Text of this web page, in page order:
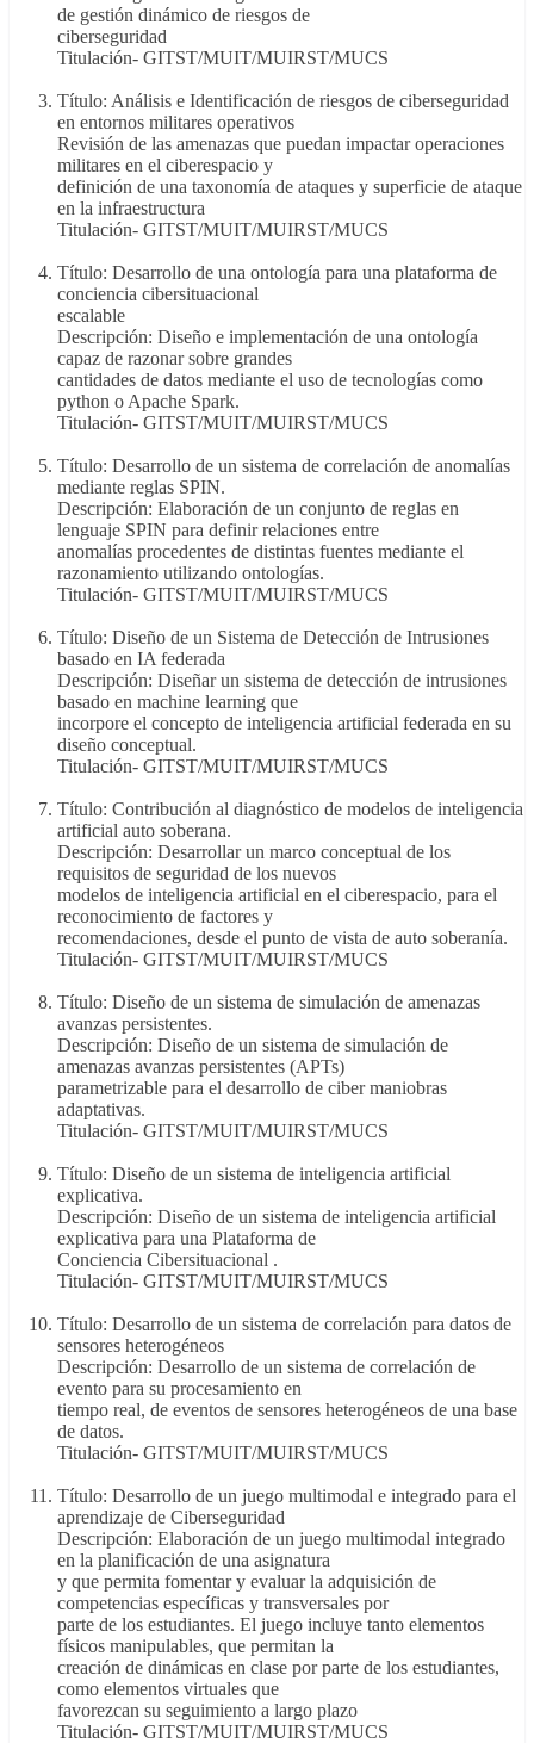
de gestión dinámico de riesgos de
ciberseguridad
Titulación- GITST/MUIT/MUIRST/MUCS
Título: Análisis e Identificación de riesgos de ciberseguridad
en entornos militares operativos
Revisión de las amenazas que puedan impactar operaciones
militares en el ciberespacio y
definición de una taxonomía de ataques y superficie de ataque
en la infraestructura
Titulación- GITST/MUIT/MUIRST/MUCS
Título: Desarrollo de una ontología para una plataforma de
conciencia cibersituacional
escalable
Descripción: Diseño e implementación de una ontología
capaz de razonar sobre grandes
cantidades de datos mediante el uso de tecnologías como
python o Apache Spark.
Titulación- GITST/MUIT/MUIRST/MUCS
Título: Desarrollo de un sistema de correlación de anomalías
mediante reglas SPIN.
Descripción: Elaboración de un conjunto de reglas en
lenguaje SPIN para definir relaciones entre
anomalías procedentes de distintas fuentes mediante el
razonamiento utilizando ontologías.
Titulación- GITST/MUIT/MUIRST/MUCS
Título: Diseño de un Sistema de Detección de Intrusiones
basado en IA federada
Descripción: Diseñar un sistema de detección de intrusiones
basado en machine learning que
incorpore el concepto de inteligencia artificial federada en su
diseño conceptual.
Titulación- GITST/MUIT/MUIRST/MUCS
Título: Contribución al diagnóstico de modelos de inteligencia
artificial auto soberana.
Descripción: Desarrollar un marco conceptual de los
requisitos de seguridad de los nuevos
modelos de inteligencia artificial en el ciberespacio, para el
reconocimiento de factores y
recomendaciones, desde el punto de vista de auto soberanía.
Titulación- GITST/MUIT/MUIRST/MUCS
Título: Diseño de un sistema de simulación de amenazas
avanzas persistentes.
Descripción: Diseño de un sistema de simulación de
amenazas avanzas persistentes (APTs)
parametrizable para el desarrollo de ciber maniobras
adaptativas.
Titulación- GITST/MUIT/MUIRST/MUCS
Título: Diseño de un sistema de inteligencia artificial
explicativa.
Descripción: Diseño de un sistema de inteligencia artificial
explicativa para una Plataforma de
Conciencia Cibersituacional .
Titulación- GITST/MUIT/MUIRST/MUCS
Título: Desarrollo de un sistema de correlación para datos de
sensores heterogéneos
Descripción: Desarrollo de un sistema de correlación de
evento para su procesamiento en
tiempo real, de eventos de sensores heterogéneos de una base
de datos.
Titulación- GITST/MUIT/MUIRST/MUCS
Título: Desarrollo de un juego multimodal e integrado para el
aprendizaje de Ciberseguridad
Descripción: Elaboración de un juego multimodal integrado
en la planificación de una asignatura
y que permita fomentar y evaluar la adquisición de
competencias específicas y transversales por
parte de los estudiantes. El juego incluye tanto elementos
físicos manipulables, que permitan la
creación de dinámicas en clase por parte de los estudiantes,
como elementos virtuales que
favorezcan su seguimiento a largo plazo
Titulación- GITST/MUIT/MUIRST/MUCS